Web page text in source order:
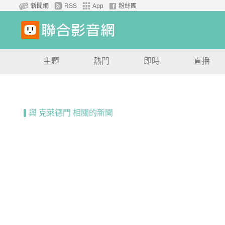
新聞網 RSS App 粉絲團
主題 熱門 即時 直播
與 克萊德門 相關的新聞